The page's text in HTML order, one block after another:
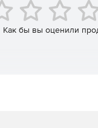
Как бы вы оценили